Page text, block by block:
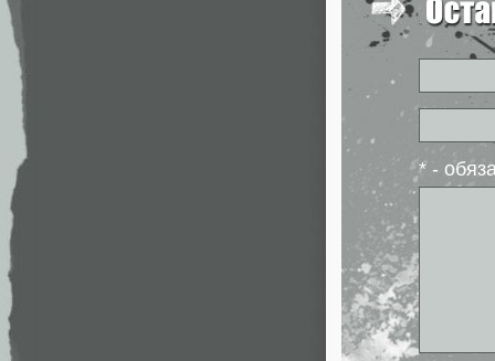
* -